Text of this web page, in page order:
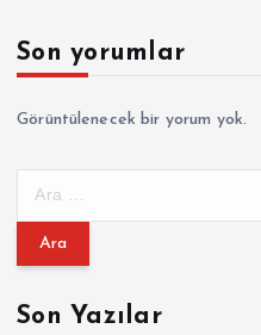
Son yorumlar
Görüntülenecek bir yorum yok.
m
:Son Yazılar